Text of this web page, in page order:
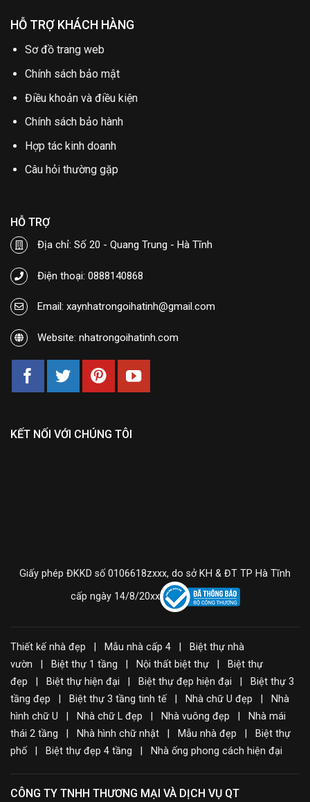
HỖ TRỢ KHÁCH HÀNG
Sơ đồ trang web
Chính sách bảo mật
Điều khoản và điều kiện
Chính sách bảo hành
Hợp tác kinh doanh
Câu hỏi thường gặp
HỖ TRỢ
Địa chỉ: Số 20 - Quang Trung - Hà Tĩnh
Điện thoại: 0888140868
Email: xaynhatrongoihatinh@gmail.com
Website: nhatrongoihatinh.com
KẾT NỐI VỚI CHÚNG TÔI
Giấy phép ĐKKD số 0106618zxxx, do sở KH & ĐT TP Hà Tĩnh
cấp ngày 14/8/20xx
Thiết kế nhà đẹp | Mẫu nhà cấp 4 | Biệt thự nhà
vườn | Biệt thự 1 tầng | Nội thất biệt thự | Biệt thự
đẹp | Biệt thự hiện đại | Biệt thự đẹp hiện đại | Biệt thự 3
tầng đẹp | Biệt thự 3 tầng tinh tế | Nhà chữ U đẹp | Nhà
hình chữ U | Nhà chữ L đẹp | Nhà vuông đẹp | Nhà mái
thái 2 tầng | Nhà hình chữ nhật | Mẫu nhà đẹp | Biệt thự
phố | Biệt thự đẹp 4 tầng | Nhà ống phong cách hiện đại
CÔNG TY TNHH THƯƠNG MẠI VÀ DỊCH VỤ QT